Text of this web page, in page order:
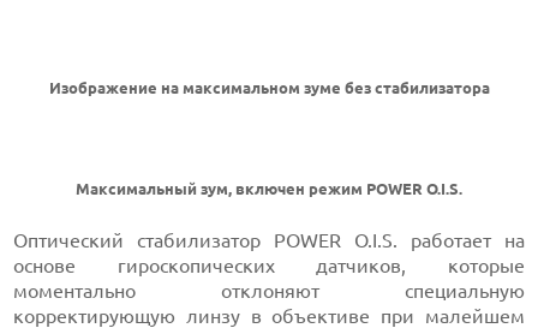
Изображение на максимальном зуме без стабилизатора
Максимальный зум, включен режим POWER O.I.S.
Оптический cтабилизатор POWER O.I.S. работает на
основе гироскопических датчиков, которые
моментально отклоняют специальную
корректирующую линзу в объективе при малейшем